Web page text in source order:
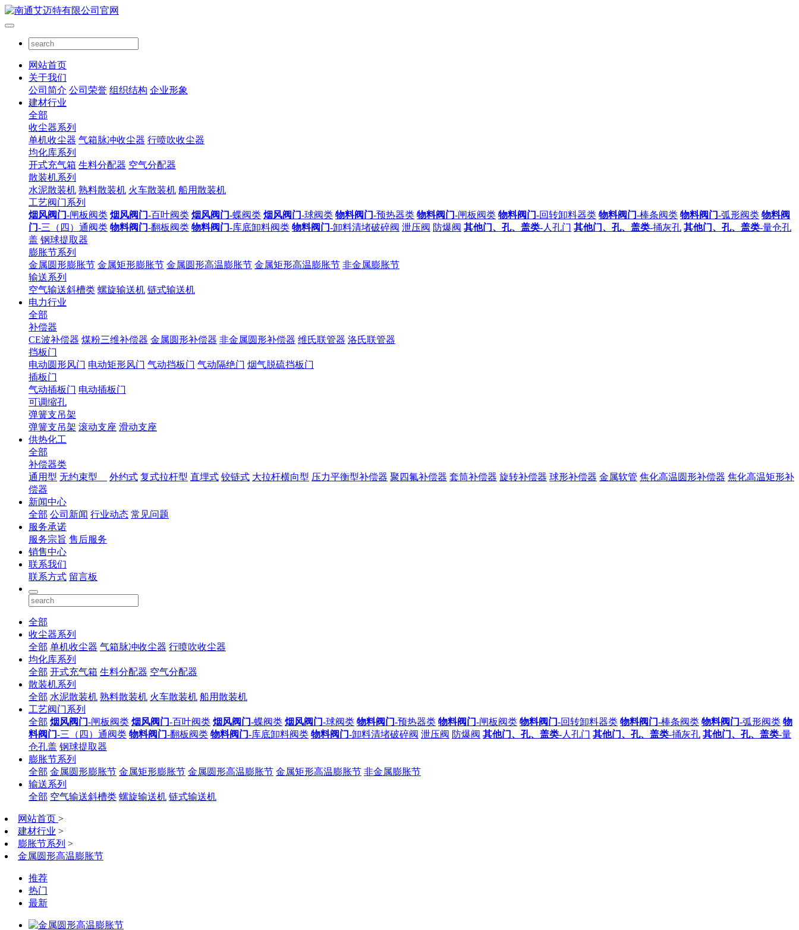
网站首页
关于我们
公司简介 公司荣誉 组织结构 企业形象
建材行业
全部
收尘器系列
单机收尘器 气箱脉冲收尘器 行喷吹收尘器
均化库系列
开式充气箱 生料分配器 空气分配器
散装机系列
水泥散装机 熟料散装机 火车散装机 船用散装机
工艺阀门系列
烟风阀门-闸板阀类 烟风阀门-百叶阀类 烟风阀门-蝶阀类 烟风阀门-球阀类 物料阀门-预热器类 物料阀门-闸板阀类 物料阀门-回转卸料器类 物料阀门-棒条阀类 物料阀门-弧形阀类 物料阀
门-三（四）通阀类 物料阀门-翻板阀类 物料阀门-库底卸料阀类 物料阀门-卸料清堵破碎阀 泄压阀 防爆阀 其他门、孔、盖类-人孔门 其他门、孔、盖类-捅灰孔 其他门、孔、盖类-量仓孔
盖 钢球提取器
膨胀节系列
金属圆形膨胀节 金属矩形膨胀节 金属圆形高温膨胀节 金属矩形高温膨胀节 非金属膨胀节
输送系列
空气输送斜槽类 螺旋输送机 链式输送机
电力行业
全部
补偿器
CE波补偿器 煤粉三维补偿器 金属圆形补偿器 非金属圆形补偿器 维氏联管器 洛氏联管器
挡板门
电动圆形风门 电动矩形风门 气动挡板门 气动隔绝门 烟气脱硫挡板门
插板门
气动插板门 电动插板门
可调缩孔
弹簧支吊架
弹簧支吊架 滚动支座 滑动支座
供热化工
全部
补偿器类
通用型 无约束型 外约式 复式拉杆型 直埋式 铰链式 大拉杆横向型 压力平衡型补偿器 聚四氟补偿器 套筒补偿器 旋转补偿器 球形补偿器 金属软管 焦化高温圆形补偿器 焦化高温矩形补
偿器
新闻中心
全部 公司新闻 行业动态 常见问题
服务承诺
服务宗旨 售后服务
销售中心
联系我们
联系方式 留言板
全部
收尘器系列
全部 单机收尘器 气箱脉冲收尘器 行喷吹收尘器
均化库系列
全部 开式充气箱 生料分配器 空气分配器
散装机系列
全部 水泥散装机 熟料散装机 火车散装机 船用散装机
工艺阀门系列
全部 烟风阀门-闸板阀类 烟风阀门-百叶阀类 烟风阀门-蝶阀类 烟风阀门-球阀类 物料阀门-预热器类 物料阀门-闸板阀类 物料阀门-回转卸料器类 物料阀门-棒条阀类 物料阀门-弧形阀类 物
料阀门-三（四）通阀类 物料阀门-翻板阀类 物料阀门-库底卸料阀类 物料阀门-卸料清堵破碎阀 泄压阀 防爆阀 其他门、孔、盖类-人孔门 其他门、孔、盖类-捅灰孔 其他门、孔、盖类-量
仓孔盖 钢球提取器
膨胀节系列
全部 金属圆形膨胀节 金属矩形膨胀节 金属圆形高温膨胀节 金属矩形高温膨胀节 非金属膨胀节
输送系列
全部 空气输送斜槽类 螺旋输送机 链式输送机
网站首页 >
建材行业 >
膨胀节系列 >
金属圆形高温膨胀节
推荐
热门
最新